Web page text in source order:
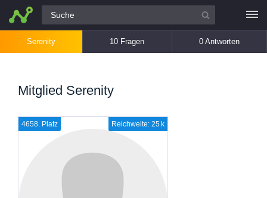
Alle Fragen
Serenity 10 Fragen 0 Antworten
Mitglied Serenity
Reichweite: 25 k
4658. Platz